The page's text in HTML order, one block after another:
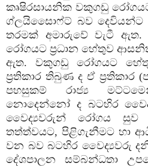
කෘෂිරසායනික වකුගඩු
ග්ලයිසොෙෆ්ට්‌ බව
තරමක්‌ අමාරුවේ වැටී
රෝගයට ප්‍රධාන හේතුව
ඇත. වකුගඩු රෝගයට
ප්‍රතිකාර තිබුණ ද ඒ ප්‍රතිකාර
පහසුකම් රාජ්‍ය
නොදෙන්නෝ ද බටහිර
වෛද්‍යවරුන් රෝගය සුව
තත්ත්වයට, පිළිගැනීමට හා
වන බව බටහිර වෛද්‍යවරු
දේශපාලන සම්බන්ධතා